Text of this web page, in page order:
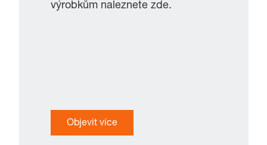
výrobkům naleznete zde.
Objevit více